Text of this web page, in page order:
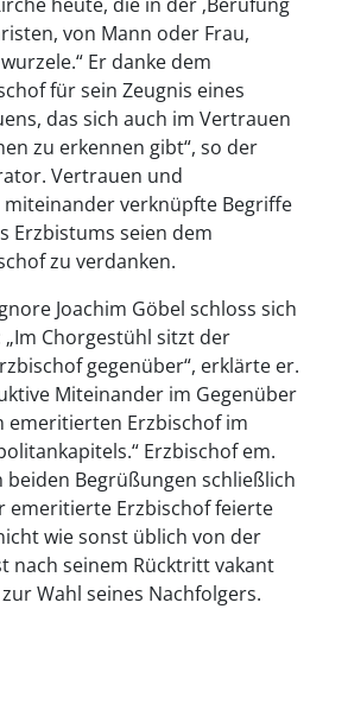
von Mann oder Frau,
Er danke dem
für sein Zeugnis eines
das sich auch im Vertrauen
zu erkennen gibt“, so der
Vertrauen und
verknüpfte Begriffe
Erzbistums seien dem
zu verdanken.
Joachim Göbel schloss sich
Chorgestühl sitzt der
gegenüber“, erklärte er.
Miteinander im Gegenüber
emeritierten Erzbischof im
Erzbischof em.
beiden Begrüßungen schließlich
emeritierte Erzbischof feierte
wie sonst üblich von der
nach seinem Rücktritt vakant
Wahl seines Nachfolgers.